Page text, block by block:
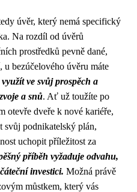
úvěr, který nemá specifický
Na rozdíl od úvěrů
prostředků pevně dané,
bezúčelového úvěru máte
ve svůj prospěch a
a snů. Ať už toužíte po
otevře dveře k nové kariéře,
svůj podnikatelský plán,
uchopit příležitost za
příběh vyžaduje odvahu,
investici. Možná právě
můstkem, který vás